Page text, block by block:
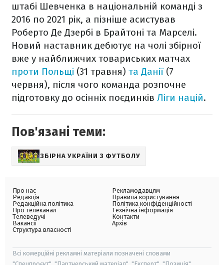
штабі Шевченка в національній команді з
2016 по 2021 рік, а пізніше асистував
Роберто Де Дзербі в Брайтоні та Марселі.
Новий наставник дебютує на чолі збірної
вже у найближчих товариських матчах
проти Польщі (31 травня) та Данії (7
червня), після чого команда розпочне
підготовку до осінніх поєдинків Ліги націй.
Пов'язані теми:
ЗБІРНА УКРАЇНИ З ФУТБОЛУ
Про нас
Редакція
Редакційна політика
Про телеканал
Телеведучі
Вакансії
Структура власності
Рекламодавцям
Правила користування
Політика конфіденційності
Технічна інформація
Контакти
Архів
Всі комерційні рекламні матеріали позначені словами